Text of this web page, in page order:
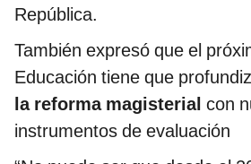
República.
También expresó que el
Educación tiene que
la reforma magisterial con
instrumentos de evaluación